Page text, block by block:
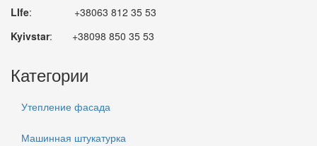
LIfe: +38063 812 35 53
Kyivstar: +38098 850 35 53
Категории
Утепление фасада
Машинная штукатурка